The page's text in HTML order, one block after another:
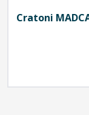
Cratoni